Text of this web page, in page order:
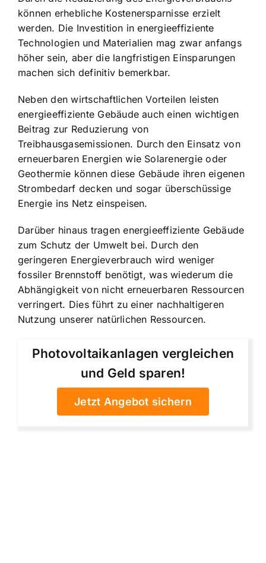
können erhebliche Kostenersparnisse erzielt
werden. Die Investition in energieeffiziente
Technologien und Materialien mag zwar anfangs
höher sein, aber die langfristigen Einsparungen
machen sich definitiv bemerkbar.
Neben den wirtschaftlichen Vorteilen leisten
energieeffiziente Gebäude auch einen wichtigen
Beitrag zur Reduzierung von
Treibhausgasemissionen. Durch den Einsatz von
erneuerbaren Energien wie Solarenergie oder
Geothermie können diese Gebäude ihren eigenen
Strombedarf decken und sogar überschüssige
Energie ins Netz einspeisen.
Darüber hinaus tragen energieeffiziente Gebäude
zum Schutz der Umwelt bei. Durch den
geringeren Energieverbrauch wird weniger
fossiler Brennstoff benötigt, was wiederum die
Abhängigkeit von nicht erneuerbaren Ressourcen
verringert. Dies führt zu einer nachhaltigeren
Nutzung unserer natürlichen Ressourcen.
Photovoltaikanlagen vergleichen
und Geld sparen!
Jetzt Angebot sichern